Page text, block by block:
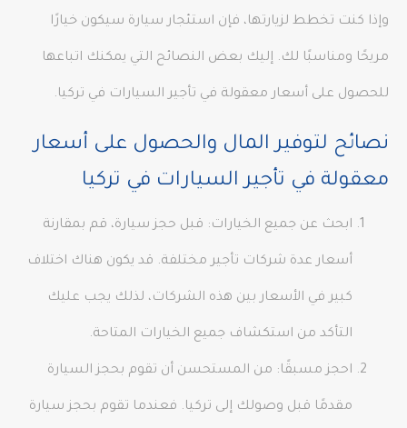
وإذا كنت تخطط لزيارتها، فإن استئجار سيارة سيكون خيارًا
مريحًا ومناسبًا لك. إليك بعض النصائح التي يمكنك اتباعها
للحصول على أسعار معقولة في تأجير السيارات في تركيا.
نصائح لتوفير المال والحصول على أسعار
معقولة في تأجير السيارات في تركيا
ابحث عن جميع الخيارات: قبل حجز سيارة، قم بمقارنة
أسعار عدة شركات تأجير مختلفة. قد يكون هناك اختلاف
كبير في الأسعار بين هذه الشركات، لذلك يجب عليك
التأكد من استكشاف جميع الخيارات المتاحة.
احجز مسبقًا: من المستحسن أن تقوم بحجز السيارة
مقدمًا قبل وصولك إلى تركيا. فعندما تقوم بحجز سيارة